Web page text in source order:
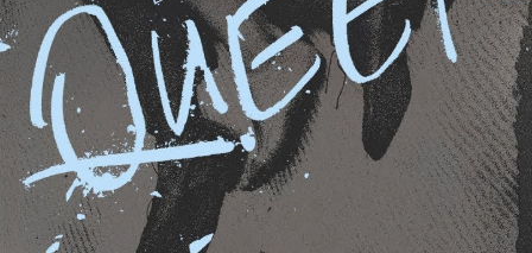
ン・
イ
ン
チ・
ネ
イ
ル
ズ
和
訳